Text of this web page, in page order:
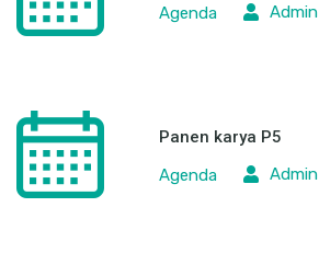
Agenda
Admin
Panen karya P5
Agenda
Admin